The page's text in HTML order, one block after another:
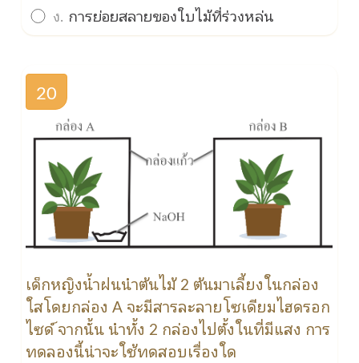
ง. การย่อยสลายของใบไม้ที่ร่วงหล่น
20
เด็กหญิงน้ำฝนนำต้นไม้ 2 ต้นมาเลี้ยงในกล่อง
ใสโดยกล่อง A จะมีสารละลายโซเดียมไฮดรอก
ไซด์ จากนั้น นำทั้ง 2 กล่องไปตั้งในที่มีแสง การ
ทดลองนี้น่าจะใช้ทดสอบเรื่องใด